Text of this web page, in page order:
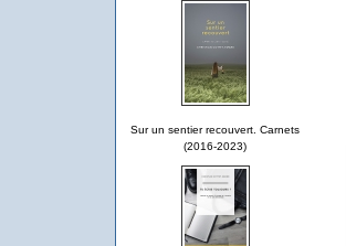
Sur un sentier recouvert. Carnets
(2016-2023)